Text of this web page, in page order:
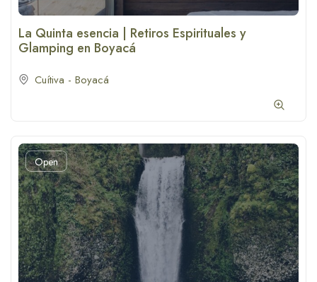
La Quinta esencia | Retiros Espirituales y
Glamping en Boyacá
Cuítiva - Boyacá
Open